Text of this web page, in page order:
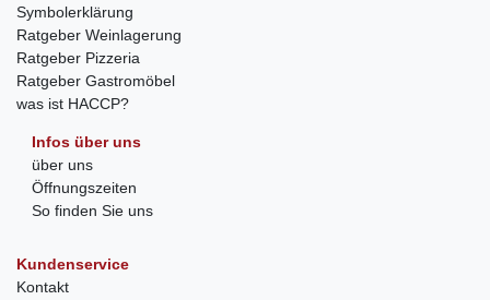
Symbolerklärung
Ratgeber Weinlagerung
Ratgeber Pizzeria
Ratgeber Gastromöbel
was ist HACCP?
Infos über uns
über uns
Öffnungszeiten
So finden Sie uns
Kundenservice
Kontakt